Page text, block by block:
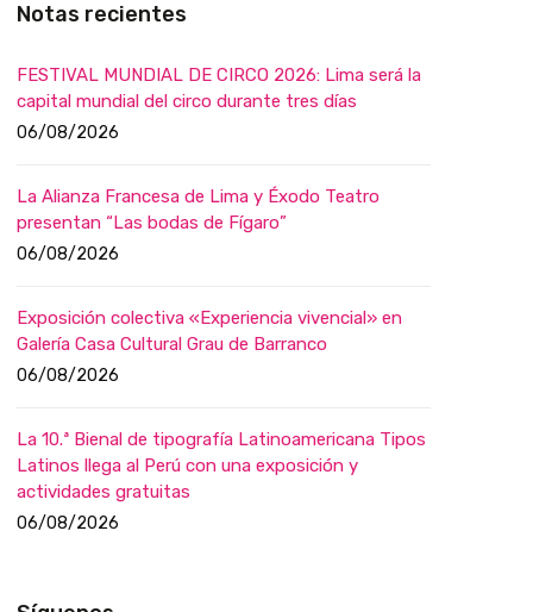
Notas recientes
FESTIVAL MUNDIAL DE CIRCO 2026: Lima será la
capital mundial del circo durante tres días
06/08/2026
La Alianza Francesa de Lima y Éxodo Teatro
presentan “Las bodas de Fígaro”
06/08/2026
Exposición colectiva «Experiencia vivencial» en
Galería Casa Cultural Grau de Barranco
06/08/2026
La 10.ª Bienal de tipografía Latinoamericana Tipos
Latinos llega al Perú con una exposición y
actividades gratuitas
06/08/2026